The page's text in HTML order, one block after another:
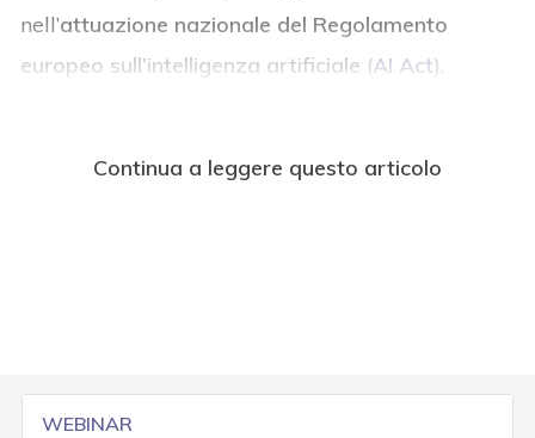
nell’attuazione nazionale del Regolamento
europeo sull’intelligenza artificiale (AI Act).
Continua a leggere questo articolo
WEBINAR